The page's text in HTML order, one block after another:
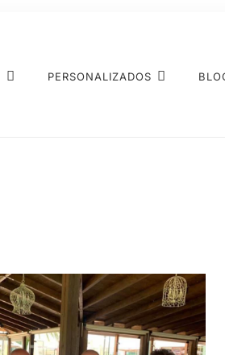
PERSONALIZADOS